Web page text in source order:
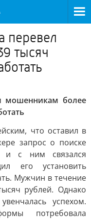
перевел
тысяч
мошенникам более
что оставил в
запрос о поиске
и с ним связался
его установить
Мужчин в течение
рублей. Однако
успехом.
потребовала